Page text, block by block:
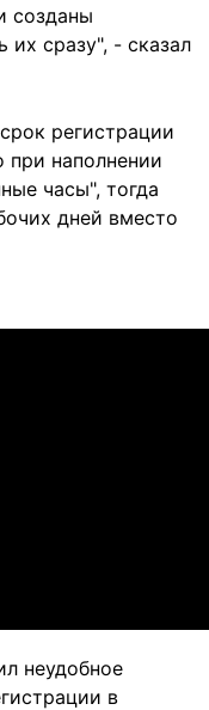
созданы
их сразу", - сказал
регистрации
наполнении
часы", тогда
дней вместо
неудобное
в